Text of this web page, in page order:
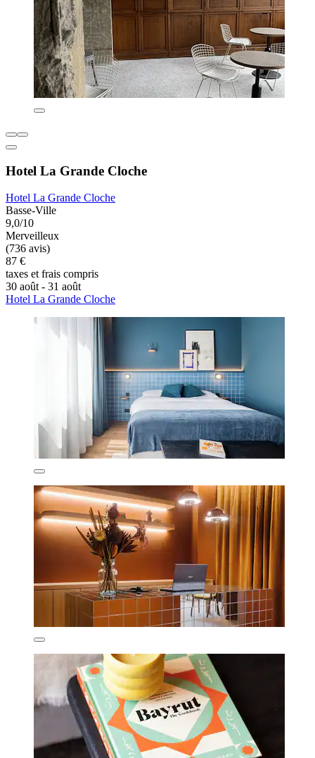
Hotel La Grande Cloche
Hotel La Grande Cloche
Basse-Ville
9,0/10
Merveilleux
(736 avis)
87 €
taxes et frais compris
30 août - 31 août
Hotel La Grande Cloche